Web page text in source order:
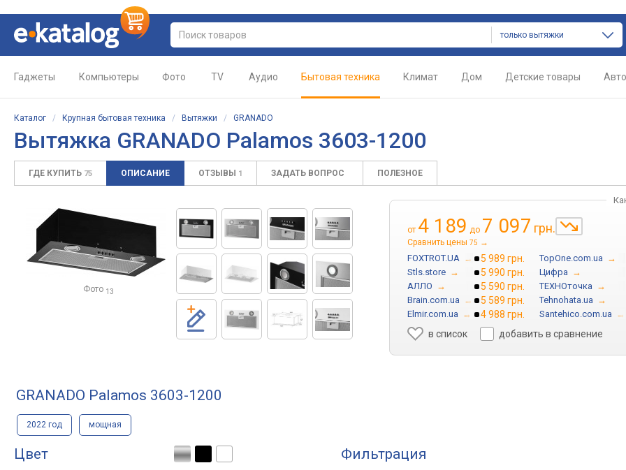
только вытяжки
Гаджеты Компьютеры Фото TV Аудио Бытовая техника Климат Дом Детские товары Авто
Каталог / Крупная бытовая техника / Вытяжки / GRANADO
Вытяжка GRANADO Palamos 3603-1200
ГДЕ КУПИТЬ 75 ОПИСАНИЕ ОТЗЫВЫ 1 ЗАДАТЬ ВОПРОС ПОЛЕЗНОЕ
Фото 13
от 4 189 до 7 097 грн.
Сравнить цены 75 →
FOXTROT.UA → 5 989 грн. TopOne.com.ua →
Stls.store → 5 990 грн. Цифра →
АЛЛО → 5 590 грн. ТЕХНОточка →
Brain.com.ua → 5 589 грн. Tehnohata.ua →
Elmir.com.ua → 4 988 грн. Santehico.com.ua →
в список добавить в сравнение
GRANADO Palamos 3603-1200
2022 год мощная
Цвет Фильтрация